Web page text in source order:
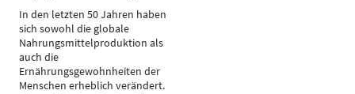
In den letzten 50 Jahren haben
sich sowohl die globale
Nahrungsmittelproduktion als
auch die
Ernährungsgewohnheiten der
Menschen erheblich verändert.